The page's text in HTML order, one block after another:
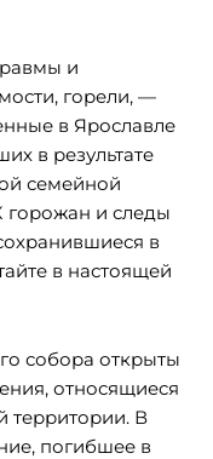
и
горели, —
в Ярославле
в результате
семейной
горожан и следы
в
в настоящей
собора открыты
относящиеся
территории. В
погибшее в